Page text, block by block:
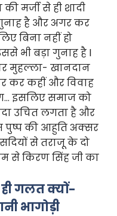
मर्जी से ही शादी
है और अगर कर
बिना नहीं हो
भी बड़ा गुनाह है l
मुहल्ला- खानदान
कर कहीं और विवाह
इसलिए समाज को
उचित लगता है और
पुष्प की आहुति अक्सर
सदियों से तराजू के दो
से किरण सिंह जी का
गलत क्यों-
भागोड़ी